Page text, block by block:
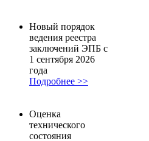
Новый порядок
ведения реестра
заключений ЭПБ с
1 сентября 2026
года
Подробнее >>
Оценка
технического
состояния